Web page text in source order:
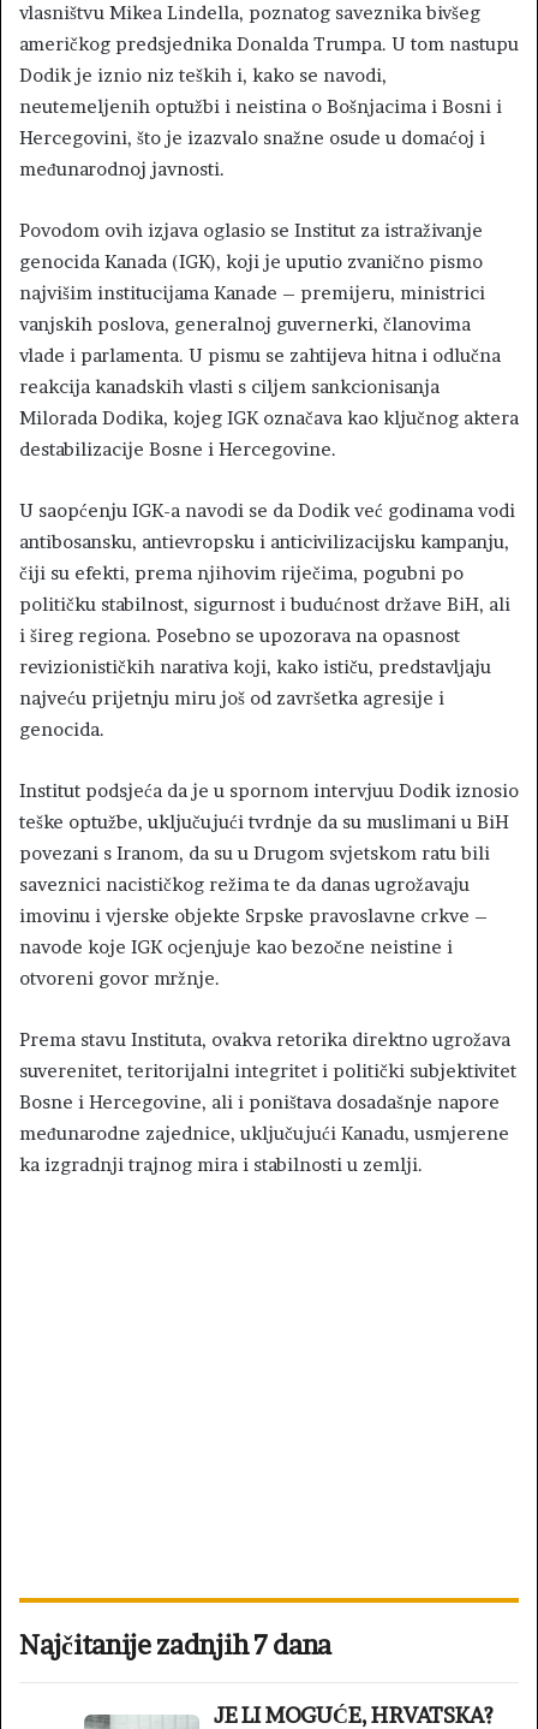
vlasništvu Mikea Lindella, poznatog saveznika bivšeg
američkog predsjednika Donalda Trumpa. U tom nastupu
Dodik je iznio niz teških i, kako se navodi,
neutemeljenih optužbi i neistina o Bošnjacima i Bosni i
Hercegovini, što je izazvalo snažne osude u domaćoj i
međunarodnoj javnosti.
Povodom ovih izjava oglasio se Institut za istraživanje
genocida Kanada (IGK), koji je uputio zvanično pismo
najvišim institucijama Kanade – premijeru, ministrici
vanjskih poslova, generalnoj guvernerki, članovima
vlade i parlamenta. U pismu se zahtijeva hitna i odlučna
reakcija kanadskih vlasti s ciljem sankcionisanja
Milorada Dodika, kojeg IGK označava kao ključnog aktera
destabilizacije Bosne i Hercegovine.
U saopćenju IGK-a navodi se da Dodik već godinama vodi
antibosansku, antievropsku i anticivilizacijsku kampanju,
čiji su efekti, prema njihovim riječima, pogubni po
političku stabilnost, sigurnost i budućnost države BiH, ali
i šireg regiona. Posebno se upozorava na opasnost
revizionističkih narativa koji, kako ističu, predstavljaju
najveću prijetnju miru još od završetka agresije i
genocida.
Institut podsjeća da je u spornom intervjuu Dodik iznosio
teške optužbe, uključujući tvrdnje da su muslimani u BiH
povezani s Iranom, da su u Drugom svjetskom ratu bili
saveznici nacističkog režima te da danas ugrožavaju
imovinu i vjerske objekte Srpske pravoslavne crkve –
navode koje IGK ocjenjuje kao bezočne neistine i
otvoreni govor mržnje.
Prema stavu Instituta, ovakva retorika direktno ugrožava
suverenitet, teritorijalni integritet i politički subjektivitet
Bosne i Hercegovine, ali i poništava dosadašnje napore
međunarodne zajednice, uključujući Kanadu, usmjerene
ka izgradnji trajnog mira i stabilnosti u zemlji.
Najčitanije zadnjih 7 dana
JE LI MOGUĆE, HRVATSKA?